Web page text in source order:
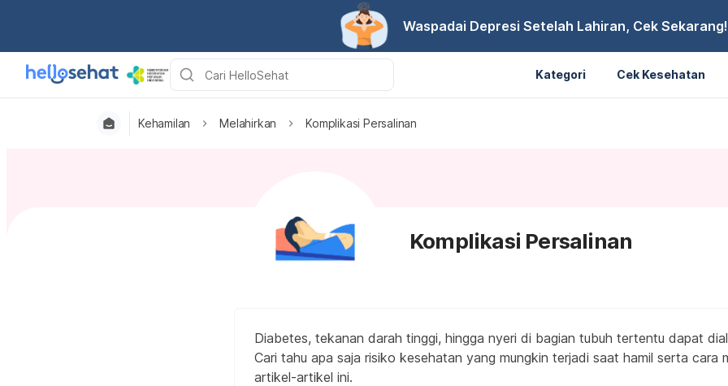
Waspadai Depresi Setelah Lahiran, Cek Sekarang!
Kategori Cek Kesehatan
Kehamilan Melahirkan Komplikasi Persalinan
Komplikasi Persalinan
Diabetes, tekanan darah tinggi, hingga nyeri di bagian tubuh tertentu dapat
Cari tahu apa saja risiko kesehatan yang mungkin terjadi saat hamil serta cara
artikel-artikel ini.